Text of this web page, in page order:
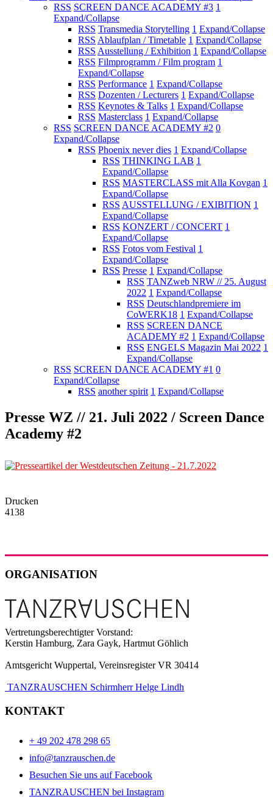
RSS SCREEN DANCE ACADEMY #3 1
Expand/Collapse
RSS Transmedia Storytelling 1 Expand/Collapse
RSS Ablaufplan / Timetable 1 Expand/Collapse
RSS Ausstellung / Exhibition 1 Expand/Collapse
RSS Filmprogramm / Film program 1
Expand/Collapse
RSS Performance 1 Expand/Collapse
RSS Dozenten / Lecturers 1 Expand/Collapse
RSS Keynotes & Talks 1 Expand/Collapse
RSS Masterclass 1 Expand/Collapse
RSS SCREEN DANCE ACADEMY #2 0
Expand/Collapse
RSS Phoenix never dies 1 Expand/Collapse
RSS THINKING LAB 1
Expand/Collapse
RSS MASTERCLASS mit Alla Kovgan 1
Expand/Collapse
RSS AUSSTELLUNG / EXIBITION 1
Expand/Collapse
RSS KONZERT / CONCERT 1
Expand/Collapse
RSS Fotos vom Festival 1
Expand/Collapse
RSS Presse 1 Expand/Collapse
RSS TANZweb NRW // 25. August
2022 1 Expand/Collapse
RSS Deutschlandpremiere im
CoWERK18 1 Expand/Collapse
RSS SCREEN DANCE
ACADEMY #2 1 Expand/Collapse
RSS ENGELS Magazin Mai 2022 1
Expand/Collapse
RSS SCREEN DANCE ACADEMY #1 0
Expand/Collapse
RSS another spirit 1 Expand/Collapse
Presse WZ // 21. Juli 2022 / Screen Dance
Academy #2
Drucken
4138
ORGANISATION
Vertretungsberechtigter Vorstand:
Kerstin Hamburg, Zara Gayk, Hartmut Göhlich
Amtsgericht Wuppertal, Vereinsregister VR 30414
TANZRAUSCHEN Schirmherr Helge Lindh
KONTAKT
+ 49 202 478 298 65
info@tanzrauschen.de
Besuchen Sie uns auf Facebook
TANZRAUSCHEN bei Instagram